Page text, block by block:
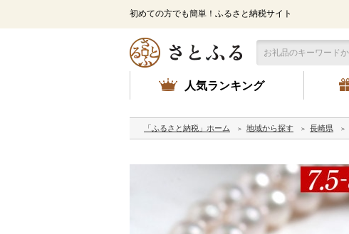
初めての方でも簡単！ふるさと納税サイト
人気ランキング
「ふるさと納税」ホーム 地域から探す 長崎県